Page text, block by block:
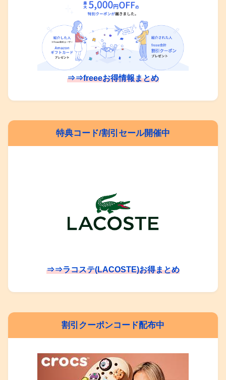
⇒⇒freeeお得情報まとめ
特典コード/割引セール開催中
⇒⇒ラコステ(LACOSTE)お得まとめ
割引クーポンコード配布中